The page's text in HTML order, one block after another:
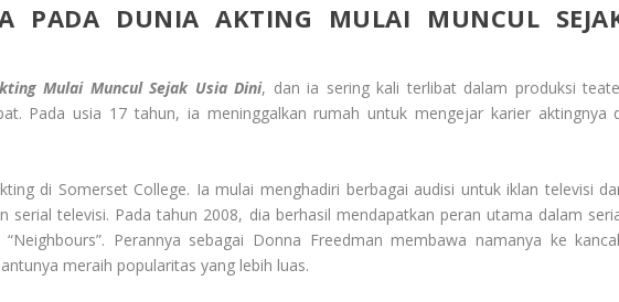
PADA DUNIA AKTING MULAI MUNCUL
Mulai Muncul Sejak Usia Dini, dan ia sering kali terlibat dalam produksi
Pada usia 17 tahun, ia meninggalkan rumah untuk mengejar karier aktingnya
di Somerset College. Ia mulai menghadiri berbagai audisi untuk iklan televisi
serial televisi. Pada tahun 2008, dia berhasil mendapatkan peran utama dalam
Perannya sebagai Donna Freedman membawa namanya ke
meraih popularitas yang lebih luas.